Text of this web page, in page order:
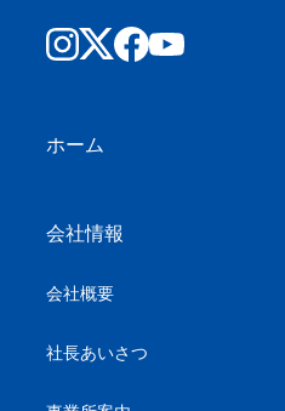
ホーム
会社情報
会社概要
社長あいさつ